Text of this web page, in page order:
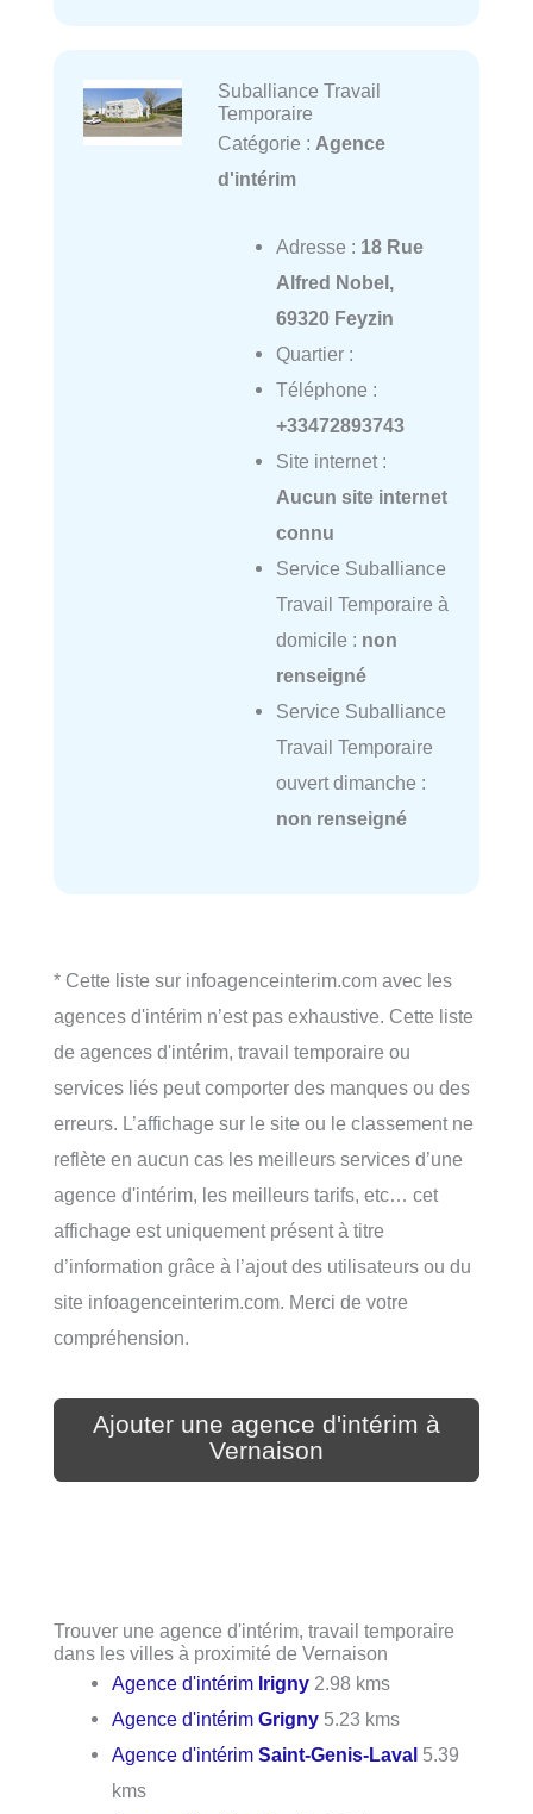
Suballiance Travail
Temporaire
Catégorie : Agence
d'intérim
Adresse : 18 Rue
Alfred Nobel,
69320 Feyzin
Quartier :
Téléphone :
+33472893743
Site internet :
Aucun site internet
connu
Service Suballiance
Travail Temporaire à
domicile : non
renseigné
Service Suballiance
Travail Temporaire
ouvert dimanche :
non renseigné
* Cette liste sur infoagenceinterim.com avec les
agences d'intérim n’est pas exhaustive. Cette liste
de agences d'intérim, travail temporaire ou
services liés peut comporter des manques ou des
erreurs. L’affichage sur le site ou le classement ne
reflète en aucun cas les meilleurs services d’une
agence d'intérim, les meilleurs tarifs, etc… cet
affichage est uniquement présent à titre
d’information grâce à l’ajout des utilisateurs ou du
site infoagenceinterim.com. Merci de votre
compréhension.
Ajouter une agence d'intérim à
Vernaison
Trouver une agence d'intérim, travail temporaire
dans les villes à proximité de Vernaison
Agence d'intérim Irigny 2.98 kms
Agence d'intérimGrigny 5.23 kms
Agence d'intérimSaint-Genis-Laval 5.39
kms